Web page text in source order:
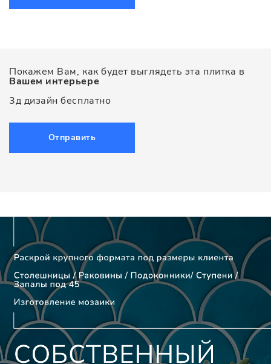
Покажем Вам, как будет выглядеть эта плитка в
Вашем интерьере
3д дизайн бесплатно
Отправить